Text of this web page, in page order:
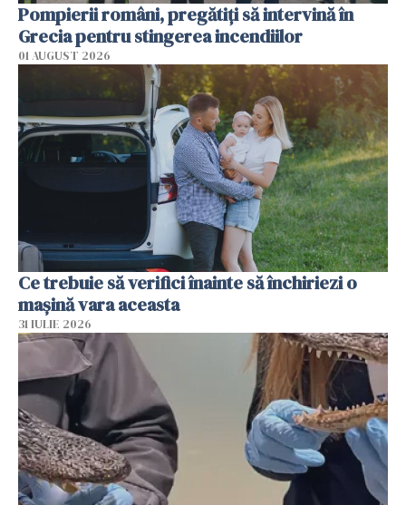
Pompierii români, pregătiţi să intervină în
Grecia pentru stingerea incendiilor
01 AUGUST 2026
Ce trebuie să verifici înainte să închiriezi o
mașină vara aceasta
31 IULIE 2026